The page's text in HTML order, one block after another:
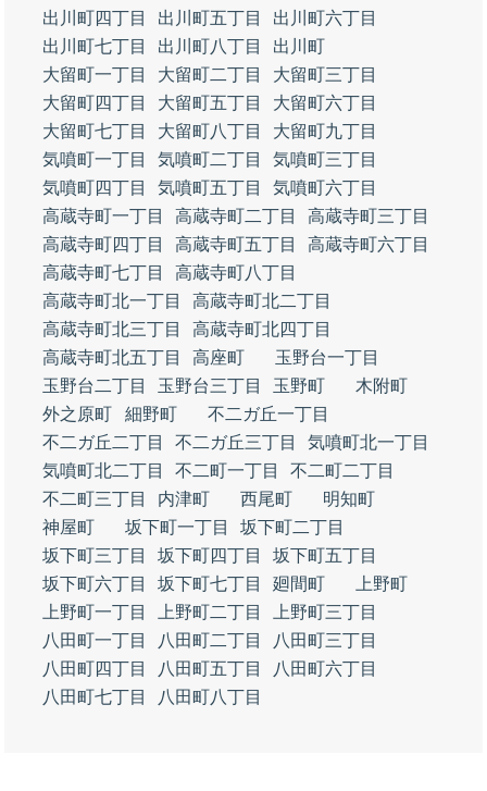
出川町四丁目
出川町五丁目
出川町六丁目
出川町七丁目
出川町八丁目
出川町
大留町一丁目
大留町二丁目
大留町三丁目
大留町四丁目
大留町五丁目
大留町六丁目
大留町七丁目
大留町八丁目
大留町九丁目
気噴町一丁目
気噴町二丁目
気噴町三丁目
気噴町四丁目
気噴町五丁目
気噴町六丁目
高蔵寺町一丁目
高蔵寺町二丁目
高蔵寺町三丁目
高蔵寺町四丁目
高蔵寺町五丁目
高蔵寺町六丁目
高蔵寺町七丁目
高蔵寺町八丁目
高蔵寺町北一丁目
高蔵寺町北二丁目
高蔵寺町北三丁目
高蔵寺町北四丁目
高蔵寺町北五丁目
高座町
玉野台一丁目
玉野台二丁目
玉野台三丁目 玉野町
木附町
外之原町
細野町
不二ガ丘一丁目
不二ガ丘二丁目
不二ガ丘三丁目
気噴町北一丁目
気噴町北二丁目
不二町一丁目
不二町二丁目
不二町三丁目
内津町 西尾町
明知町
神屋町
坂下町一丁目
坂下町二丁目
坂下町三丁目
坂下町四丁目
坂下町五丁目
坂下町六丁目
坂下町七丁目 廻間町
上野町
上野町一丁目
上野町二丁目
上野町三丁目
八田町一丁目
八田町二丁目
八田町三丁目
八田町四丁目
八田町五丁目
八田町六丁目
八田町七丁目
八田町八丁目